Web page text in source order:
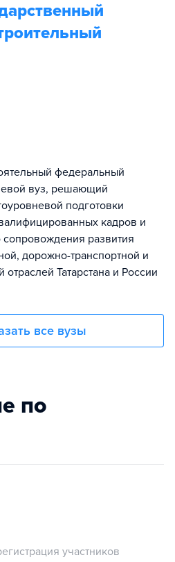
федеральный
вуз, решающий
подготовки
кадров и
развития
дорожно-транспортной и
Татарстана и России
все вузы
по
участников